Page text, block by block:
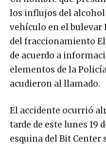
los influjos del
vehículo en el bulevar
del fraccionamiento
de acuerdo a
elementos de la
acudieron al llamado.
El accidente ocurrió
tarde de este lunes 19
esquina del Bit Center